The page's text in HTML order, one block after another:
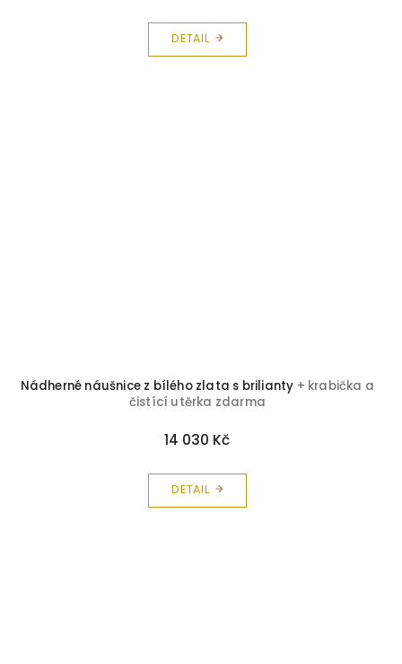
DETAIL
Nádherné náušnice z bílého zlata s brilianty + krabička a
čistící utěrka zdarma
14 030 Kč
DETAIL